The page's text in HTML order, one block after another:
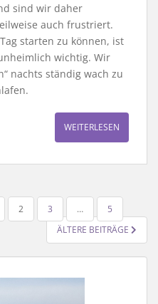
sind wir daher
auch frustriert.
starten zu können, ist
wichtig. Wir
nachts ständig wach zu
WEITERLESEN
2 3 …
5
ÄLTERE BEITRÄGE